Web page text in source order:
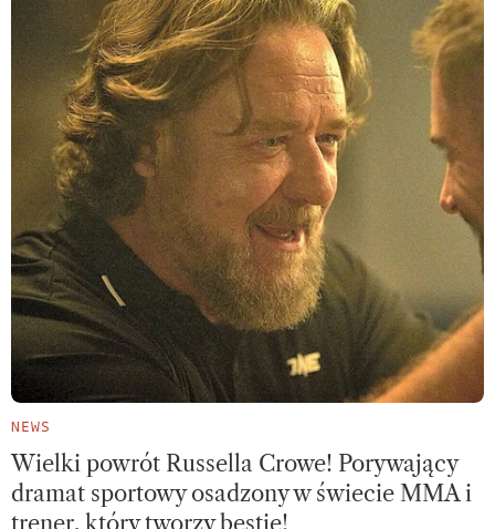
NEWS
Wielki powrót Russella Crowe! Porywający
dramat sportowy osadzony w świecie MMA i
trener, który tworzy bestię!